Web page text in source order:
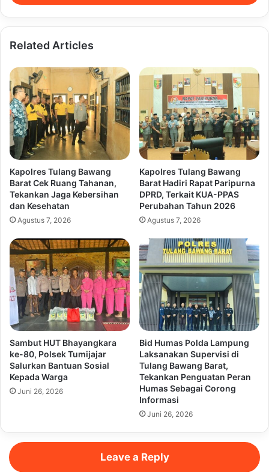
Related Articles
Kapolres Tulang Bawang
Barat Cek Ruang Tahanan,
Tekankan Jaga Kebersihan
dan Kesehatan
Agustus 7, 2026
Kapolres Tulang Bawang
Barat Hadiri Rapat Paripurna
DPRD, Terkait KUA-PPAS
Perubahan Tahun 2026
Agustus 7, 2026
Sambut HUT Bhayangkara
ke-80, Polsek Tumijajar
Salurkan Bantuan Sosial
Kepada Warga
Juni 26, 2026
Bid Humas Polda Lampung
Laksanakan Supervisi di
Tulang Bawang Barat,
Tekankan Penguatan Peran
Humas Sebagai Corong
Informasi
Juni 26, 2026
Leave a Reply